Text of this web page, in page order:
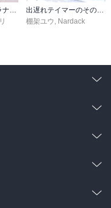
棚架ユウ Nardack